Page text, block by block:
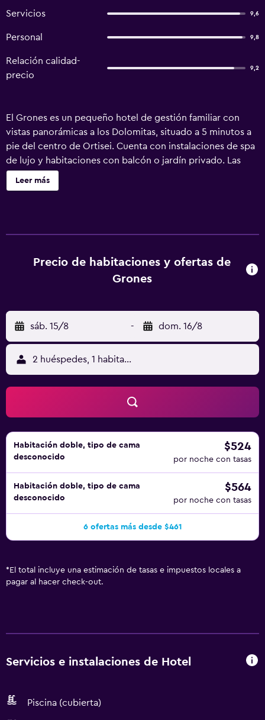
Servicios 9,6
Personal 9,8
Relación calidad-
precio
9,2
El Grones es un pequeño hotel de gestión familiar con
vistas panorámicas a los Dolomitas, situado a 5 minutos a
pie del centro de Ortisei. Cuenta con instalaciones de spa
de lujo y habitaciones con balcón o jardín privado. Las
habitaciones del Hotel Grones están orientadas al sur, al
este o al oeste y están equipadas con todas las
sirve una amplia variedad de especialidades locales
caseras. Podrá disfrutar de una excelente cocina local y
cercanas están a 300 metros. En invierno se ofrece un
servicio gratuito de traslado a las pistas de esquí. En
verano se organizan visitas guiadas por la zona.
Leer más
Precio de habitaciones y ofertas de
Grones
sáb. 15/8 - dom. 16/8
2 huéspedes, 1 habitación
Habitación doble, tipo de cama
desconocido
$524
por noche con tasas
Habitación doble, tipo de cama
desconocido
$564
por noche con tasas
6 ofertas más desde $461
* El total incluye una estimación de tasas e impuestos locales a
pagar al hacer check-out.
Servicios e instalaciones de Hotel
Piscina (cubierta)